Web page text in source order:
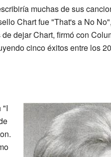
muchas de sus
Chart fue "That's a No
dejar Chart, firmó con
cinco éxitos entre los
"I